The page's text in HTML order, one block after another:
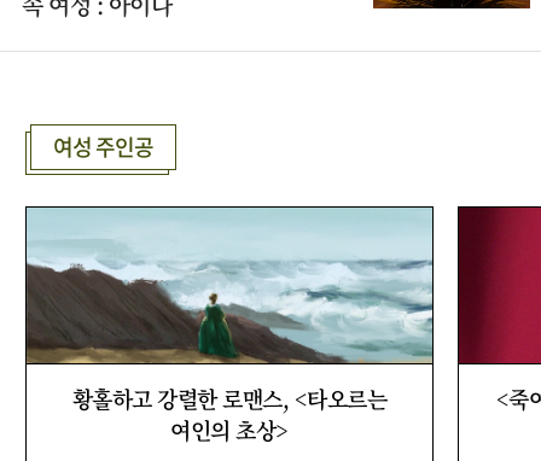
여성 주인공
황홀하고 강렬한 로맨스, <타오르는
여인의 초상>
<죽